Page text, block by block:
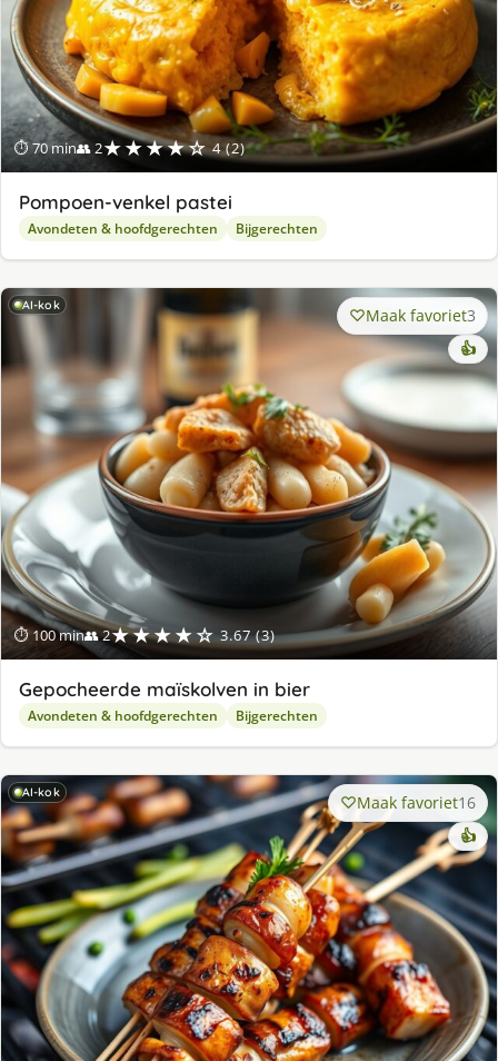
⏱ 70 min👥 2★★★★☆ 4 (2)
Pompoen-venkel pastei
Avondeten & hoofdgerechten Bijgerechten
AI-kok
⏱ 100 min👥 2★★★★☆ 3.67 (3)
Maak favoriet3
👍
Gepocheerde maïskolven in bier
Avondeten & hoofdgerechten Bijgerechten
AI-kok Maak favoriet16
👍